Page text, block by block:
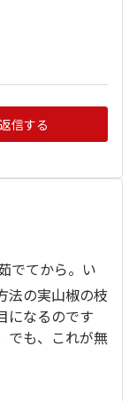
返信する
でてから。い
法の実山椒の枝
になるのです
でも、これが無